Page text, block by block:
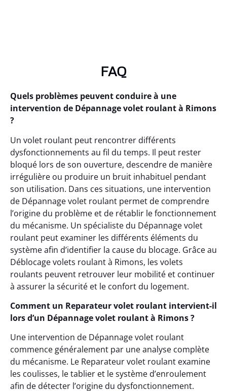
FAQ
Quels problèmes peuvent conduire à une
intervention de Dépannage volet roulant à Rimons
?
Un volet roulant peut rencontrer différents
dysfonctionnements au fil du temps. Il peut rester
bloqué lors de son ouverture, descendre de manière
irrégulière ou produire un bruit inhabituel pendant
son utilisation. Dans ces situations, une intervention
de Dépannage volet roulant permet de comprendre
l’origine du problème et de rétablir le fonctionnement
du mécanisme. Un spécialiste du Dépannage volet
roulant peut examiner les différents éléments du
système afin d’identifier la cause du blocage. Grâce au
Déblocage volets roulant à Rimons, les volets
roulants peuvent retrouver leur mobilité et continuer
à assurer la sécurité et le confort du logement.
Comment un Reparateur volet roulant intervient-il
lors d’un Dépannage volet roulant à Rimons ?
Une intervention de Dépannage volet roulant
commence généralement par une analyse complète
du mécanisme. Le Reparateur volet roulant examine
les coulisses, le tablier et le système d’enroulement
afin de détecter l’origine du dysfonctionnement.